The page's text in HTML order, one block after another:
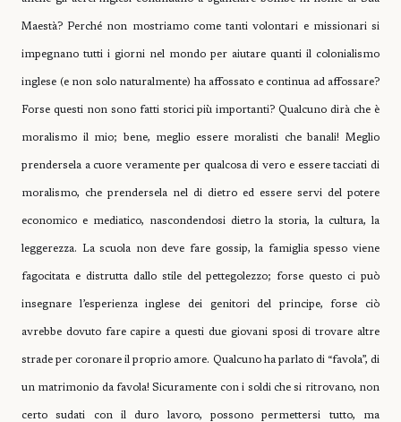
Maestà? Perché non mostriamo come tanti volontari e missionari si
impegnano tutti i giorni nel mondo per aiutare quanti il colonialismo
inglese (e non solo naturalmente) ha affossato e continua ad affossare?
Forse questi non sono fatti storici più importanti? Qualcuno dirà che è
moralismo il mio; bene, meglio essere moralisti che banali! Meglio
prendersela a cuore veramente per qualcosa di vero e essere tacciati di
moralismo, che prendersela nel di dietro ed essere servi del potere
economico e mediatico, nascondendosi dietro la storia, la cultura, la
leggerezza. La scuola non deve fare gossip, la famiglia spesso viene
fagocitata e distrutta dallo stile del pettegolezzo; forse questo ci può
insegnare l’esperienza inglese dei genitori del principe, forse ciò
avrebbe dovuto fare capire a questi due giovani sposi di trovare altre
strade per coronare il proprio amore. Qualcuno ha parlato di “favola”, di
un matrimonio da favola! Sicuramente con i soldi che si ritrovano, non
certo sudati con il duro lavoro, possono permettersi tutto, ma